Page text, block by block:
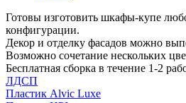
Готовы изготовить шкафы-купе
конфигурации.
Декор и отделку фасадов можно
Возможно сочетание нескольких
Бесплатная сборка в течение 1-2
ЛДСП
Пластик Alvic Luxe